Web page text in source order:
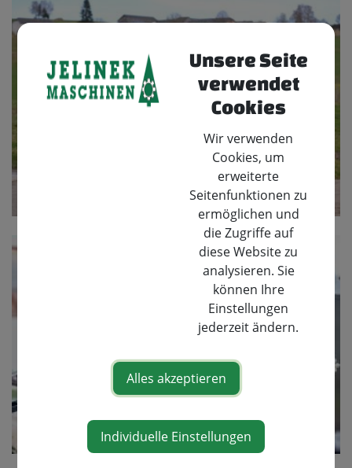
Unsere Seite
verwendet
Cookies
Wir verwenden
Cookies, um
erweiterte
Seitenfunktionen zu
ermöglichen und
die Zugriffe auf
diese Website zu
analysieren. Sie
können Ihre
Einstellungen
jederzeit ändern.
Alles akzeptieren
Individuelle Einstellungen